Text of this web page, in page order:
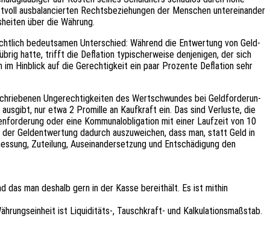
ausba­lan­cier­ten Rechts­be­zie­hun­gen der Menschen unter­ein­an­der
über die Währung.
bedeut­sa­men Unter­schied: Während die Entwer­tung von Geld­
hatte, trifft die Defla­ti­on typi­scher­wei­se denje­ni­gen, der sich
Hinblick auf die Gerech­tig­keit ein paar Prozen­te Defla­ti­on sehr
Unge­rech­tig­kei­ten des Wert­schwun­des bei Geld­for­de­run­
nur etwa 2 Promil­le an Kauf­kraft ein. Das sind Verlus­te, die
oder eine Kommu­nal­ob­li­ga­ti­on mit einer Lauf­zeit von 10
Geld­ent­wer­tung dadurch auszu­wei­chen, dass man, statt Geld in
Zutei­lung, Ausein­an­der­set­zung und Entschä­di­gung den
man deshalb gern in der Kasse bereit­hält. Es ist mithin
ist Liquiditäts‑, Tausch­kraft- und Kalkulationsmaßstab.